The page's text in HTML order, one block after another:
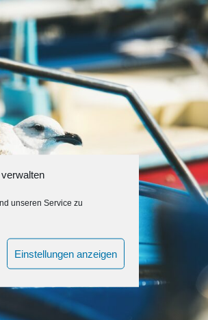
unseren Service zu
Einstellungen anzeigen